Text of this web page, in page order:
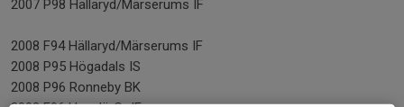
2007 P98 Hällaryd/Märserums IF
2008 F94 Hällaryd/Märserums IF
2008 P95 Högadals IS
2008 P96 Ronneby BK